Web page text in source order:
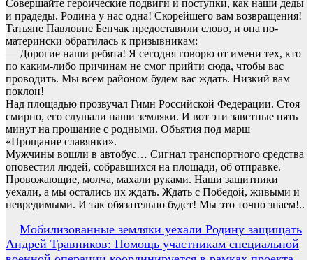
Совершайте героические подвиги и поступки, как наши деды
и прадеды. Родина у нас одна! Скорейшего вам возвращения!
Татьяне Павловне Бенчак предоставили слово, и она по-
матерински обратилась к призывникам:
— Дорогие наши ребята! Я сегодня говорю от имени тех, кто
по каким-либо причинам не смог прийти сюда, чтобы вас
проводить. Мы всем районом будем вас ждать. Низкий вам
поклон!
Над площадью прозвучал Гимн Российской Федерации. Стоя
смирно, его слушали наши земляки. И вот эти заветные пять
минут на прощание с родными. Объятия под марш
«Прощание славянки».
Мужчины вошли в автобус… Сигнал транспортного средства
оповестил людей, собравшихся на площади, об отправке.
Провожающие, молча, махали руками. Наши защитники
уехали, а мы остались их ждать. Ждать с Победой, живыми и
невредимыми. И так обязательно будет! Мы это точно знаем!..
Навигация
по
Мобилизованные земляки уехали Родину защищать
Андрей Травников: Помощь участникам специальной